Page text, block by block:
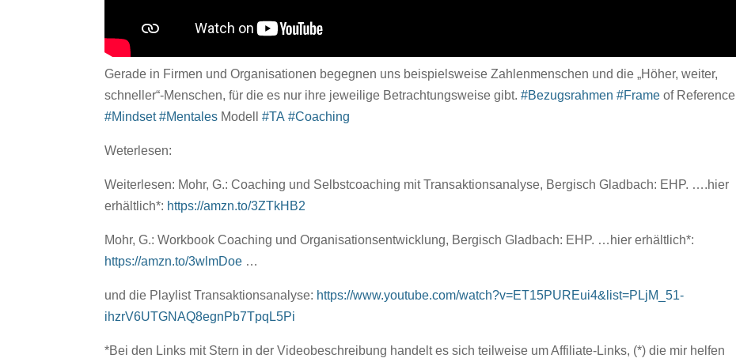
Gerade in Firmen und Organisationen begegnen uns beispielsweise Zahlenmenschen und die „Höher, weiter,
schneller“-Menschen, für die es nur ihre jeweilige Betrachtungsweise gibt. #Bezugsrahmen #Frame of Reference
#Mindset #Mentales Modell #TA #Coaching
Weterlesen:
Weiterlesen: Mohr, G.: Coaching und Selbstcoaching mit Transaktionsanalyse, Bergisch Gladbach: EHP. ….hier
erhältlich*: https://amzn.to/3ZTkHB2
Mohr, G.: Workbook Coaching und Organisationsentwicklung, Bergisch Gladbach: EHP. …hier erhältlich*:
https://amzn.to/3wlmDoe …
und die Playlist Transaktionsanalyse: https://www.youtube.com/watch?v=ET15PUREui4&list=PLjM_51-
ihzrV6UTGNAQ8egnPb7TpqL5Pi
*Bei den Links mit Stern in der Videobeschreibung handelt es sich teilweise um Affiliate-Links, (*) die mir helfen